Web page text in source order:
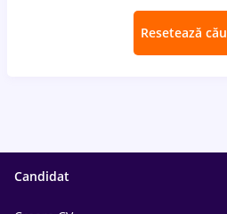
Resetează
Candidat